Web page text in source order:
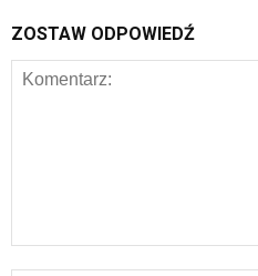
ZOSTAW ODPOWIEDŹ